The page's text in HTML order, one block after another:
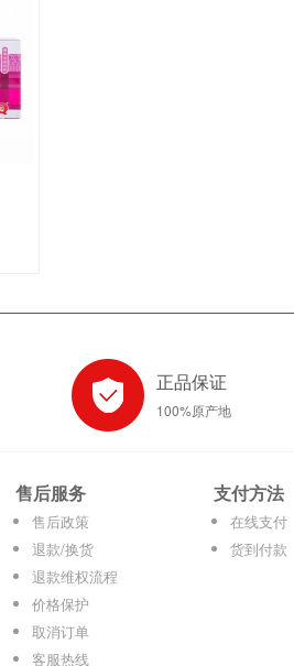
正品保证
100%原产地
售后服务
售后政策
退款/换货
退款维权流程
价格保护
取消订单
客服热线
支付方法
在线支付
货到付款